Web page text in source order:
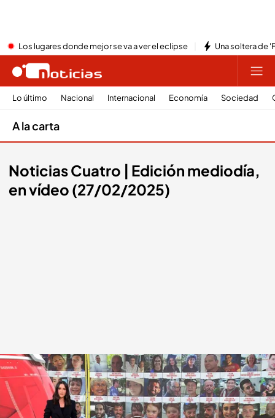
Los lugares donde mejor se va a ver el eclipse Una soltera de
Lo último Nacional Internacional Economía Sociedad
A la carta
Noticias Cuatro | Edición mediodía,
en vídeo (27/02/2025)
Las noticias, de la mano de Alba Lago
Redacción digital Noticias Cuatro
27 FEB 2025 - 16:16h.